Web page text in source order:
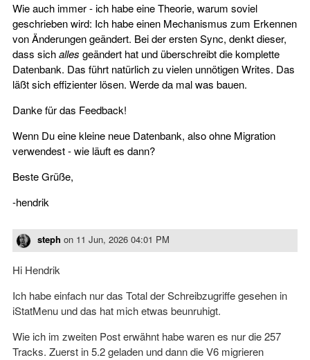
Wie auch immer - ich habe eine Theorie, warum soviel
geschrieben wird: Ich habe einen Mechanismus zum Erkennen
von Änderungen geändert. Bei der ersten Sync, denkt dieser,
dass sichalles geändert hat und überschreibt die komplette
Datenbank. Das führt natürlich zu vielen unnötigen Writes. Das
läßt sich effizienter lösen. Werde da mal was bauen.
Danke für das Feedback!
Wenn Du eine kleine neue Datenbank, also ohne Migration
verwendest - wie läuft es dann?
Beste Grüße,
-hendrik
steph on 11 Jun, 2026 04:01 PM
Hi Hendrik
Ich habe einfach nur das Total der Schreibzugriffe gesehen in
iStatMenu und das hat mich etwas beunruhigt.
Wie ich im zweiten Post erwähnt habe waren es nur die 257
Tracks. Zuerst in 5.2 geladen und dann die V6 migrieren